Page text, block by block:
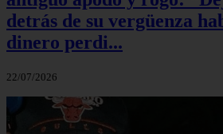
detrás de su vergüenza
dinero perdi...
22/07/2026